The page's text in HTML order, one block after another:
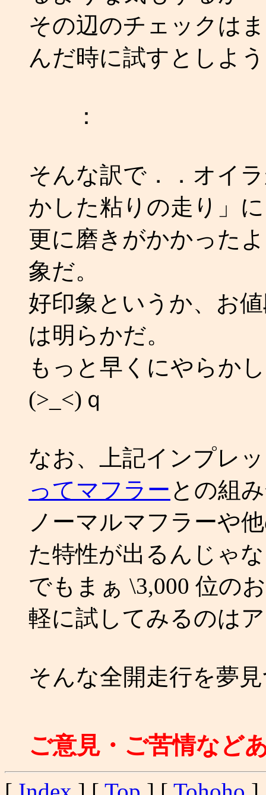
その辺のチェックは
んだ時に試すとしよ
：
そんな訳で．．オイ
かした粘りの走り」に
更に磨きがかかった
象だ。
好印象というか、お
は明らかだ。
もっと早くにやらか
(>_<)ｑ
なお、上記インプレ
ってマフラー との組
ノーマルマフラーや
た特性が出るんじゃ
でもまぁ \3,000 位の
軽に試してみるのは
そんな全開走行を夢
ご意見・ご苦情など